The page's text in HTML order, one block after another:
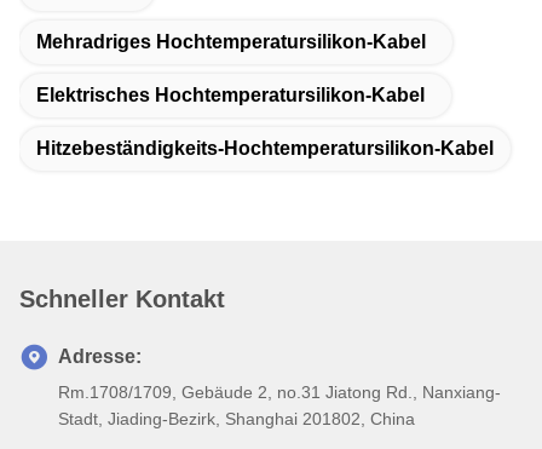
Mehradriges Hochtemperatursilikon-Kabel
Elektrisches Hochtemperatursilikon-Kabel
Hitzebeständigkeits-Hochtemperatursilikon-Kabel
Schneller Kontakt
Adresse:
Rm.1708/1709, Gebäude 2, no.31 Jiatong Rd., Nanxiang-
Stadt, Jiading-Bezirk, Shanghai 201802, China